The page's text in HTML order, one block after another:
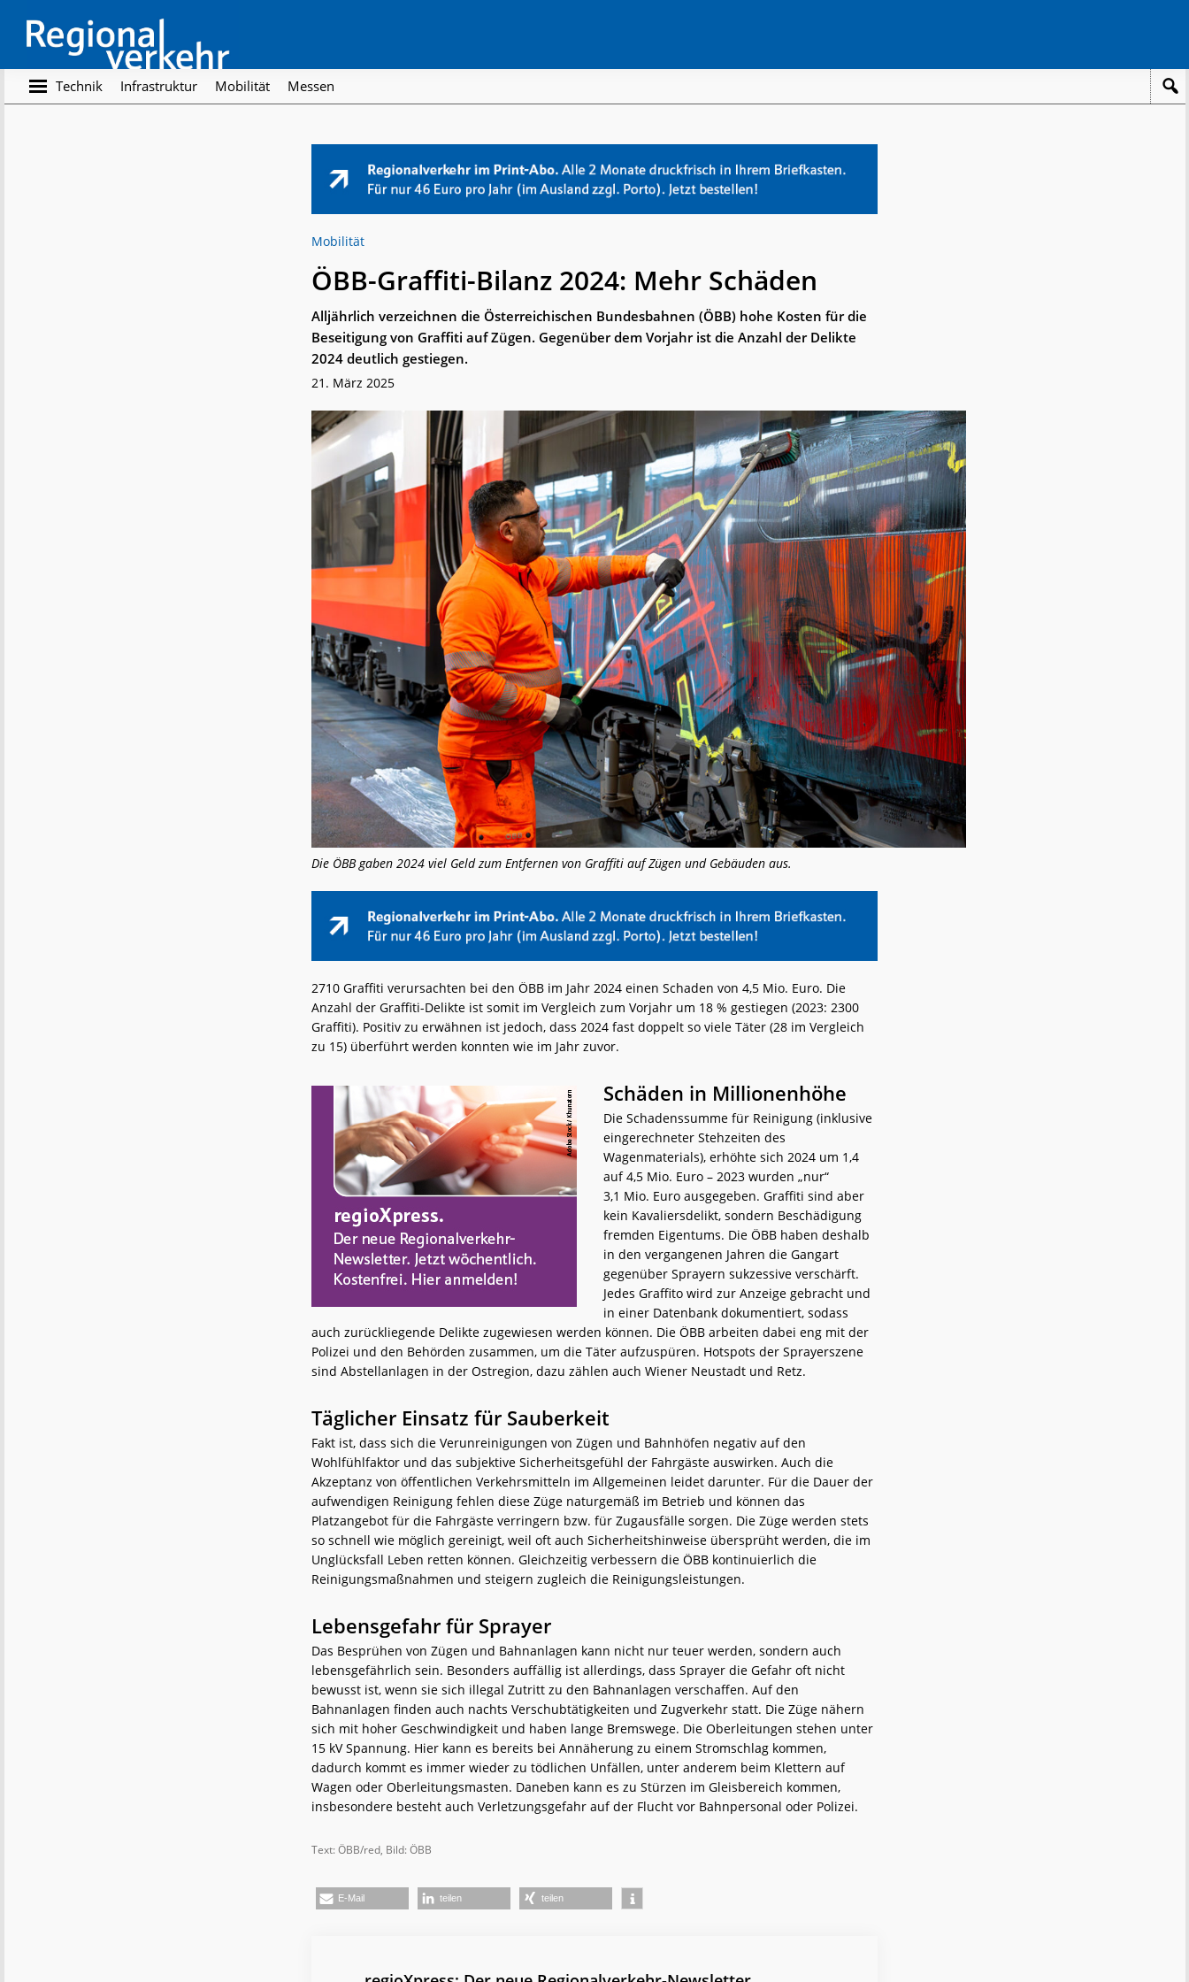
main
content
footer
Regionalverkehr
Die
Fachzeitschrift
Technik Infrastruktur Mobilität Messen
Mobilität
ÖBB-Graffiti-Bilanz 2024: Mehr Schäden
Alljährlich verzeichnen die Österreichischen Bundesbahnen (ÖBB) hohe Kosten für die
Beseitigung von Graffiti auf Zügen. Gegenüber dem Vorjahr ist die Anzahl der Delikte
2024 deutlich gestiegen.
21. März 2025
Die ÖBB gaben 2024 viel Geld zum Entfernen von Graffiti auf Zügen und Gebäuden aus.
2710 Graffiti verursachten bei den ÖBB im Jahr 2024 einen Schaden von 4,5 Mio. Euro. Die
Anzahl der Graffiti-Delikte ist somit im Vergleich zum Vorjahr um 18 % gestiegen (2023: 2300
Graffiti). Positiv zu erwähnen ist jedoch, dass 2024 fast doppelt so viele Täter (28 im Vergleich
zu 15) überführt werden konnten wie im Jahr zuvor.
Schäden in Millionenhöhe
Die Schadenssumme für Reinigung (inklusive
eingerechneter Stehzeiten des
Wagenmaterials), erhöhte sich 2024 um 1,4
auf 4,5 Mio. Euro – 2023 wurden „nur“
3,1 Mio. Euro ausgegeben. Graffiti sind aber
kein Kavaliersdelikt, sondern Beschädigung
fremden Eigentums. Die ÖBB haben deshalb
in den vergangenen Jahren die Gangart
gegenüber Sprayern sukzessive verschärft.
Jedes Graffito wird zur Anzeige gebracht und
in einer Datenbank dokumentiert, sodass
auch zurückliegende Delikte zugewiesen werden können. Die ÖBB arbeiten dabei eng mit der
Polizei und den Behörden zusammen, um die Täter aufzuspüren. Hotspots der Sprayerszene
sind Abstellanlagen in der Ostregion, dazu zählen auch Wiener Neustadt und Retz.
Täglicher Einsatz für Sauberkeit
Fakt ist, dass sich die Verunreinigungen von Zügen und Bahnhöfen negativ auf den
Wohlfühlfaktor und das subjektive Sicherheitsgefühl der Fahrgäste auswirken. Auch die
Akzeptanz von öffentlichen Verkehrsmitteln im Allgemeinen leidet darunter. Für die Dauer der
aufwendigen Reinigung fehlen diese Züge naturgemäß im Betrieb und können das
Platzangebot für die Fahrgäste verringern bzw. für Zugausfälle sorgen. Die Züge werden stets
so schnell wie möglich gereinigt, weil oft auch Sicherheitshinweise übersprüht werden, die im
Unglücksfall Leben retten können. Gleichzeitig verbessern die ÖBB kontinuierlich die
Reinigungsmaßnahmen und steigern zugleich die Reinigungsleistungen.
Lebensgefahr für Sprayer
Das Besprühen von Zügen und Bahnanlagen kann nicht nur teuer werden, sondern auch
lebensgefährlich sein. Besonders auffällig ist allerdings, dass Sprayer die Gefahr oft nicht
bewusst ist, wenn sie sich illegal Zutritt zu den Bahnanlagen verschaffen. Auf den
Bahnanlagen finden auch nachts Verschubtätigkeiten und Zugverkehr statt. Die Züge nähern
sich mit hoher Geschwindigkeit und haben lange Bremswege. Die Oberleitungen stehen unter
15 kV Spannung. Hier kann es bereits bei Annäherung zu einem Stromschlag kommen,
dadurch kommt es immer wieder zu tödlichen Unfällen, unter anderem beim Klettern auf
Wagen oder Oberleitungsmasten. Daneben kann es zu Stürzen im Gleisbereich kommen,
insbesondere besteht auch Verletzungsgefahr auf der Flucht vor Bahnpersonal oder Polizei.
Text: ÖBB/red, Bild: ÖBB
E-Mail teilen teilen